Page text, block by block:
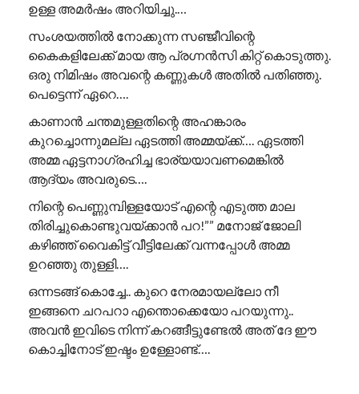
ഉള്ള അമർഷം അറിയിച്ചു.…
സംശയത്തിൽ നോക്കുന്ന സഞ്ജീവിന്റെ
കൈകളിലേക്ക് മായ ആ പ്രഗ്നൻസി കിറ്റ് കൊടുത്തു.
ഒരു നിമിഷം അവന്റെ കണ്ണുകൾ അതിൽ പതിഞ്ഞു.
പെട്ടെന്ന് ഏറെ….
കാണാൻ ചന്തമുള്ളതിന്റെ അഹങ്കാരം
കുറച്ചൊന്നുമല്ല ഏടത്തി അമ്മയ്ക്ക്…. ഏടത്തി
അമ്മ ഏട്ടനാഗ്രഹിച്ച ഭാര്യയാവണമെങ്കിൽ
ആദ്യം അവരുടെ….
നിന്റെ പെണ്ണുമ്പിള്ളയോട് എന്റെ എടുത്ത മാല
തിരിച്ചുകൊണ്ടുവയ്ക്കാൻ പറ!”” ​മനോജ് ജോലി
കഴിഞ്ഞ് വൈകിട്ട് വീട്ടിലേക്ക് വന്നപ്പോൾ അമ്മ
ഉറഞ്ഞു തുള്ളി….
ഒന്നടങ്ങ് കൊച്ചേ.. കുറെ നേരമായല്ലോ നീ
ഇങ്ങനെ ചറപറാ എന്തൊക്കെയോ പറയുന്നു..
അവൻ ഇവിടെ നിന്ന് കറങ്ങീട്ടുണ്ടേൽ അത് ദേ ഈ
കൊച്ചിനോട് ഇഷ്ടം ഉള്ളോണ്ട്….